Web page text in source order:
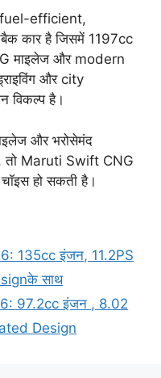
efficient,
कार है जिसमें 1197cc
माइलेज और modern
और city
विकल्प है।
और भरोसेमंद
तो Maruti Swift CNG
हो सकती है।
135cc इंजन, 11.2PS
साथ
97.2cc इंजन , 8.02
Design